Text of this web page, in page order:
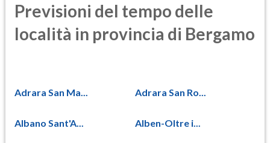
Previsioni del tempo delle
località in provincia di Bergamo
Adrara San Ma... Adrara San Ro...
Albano Sant'A... Alben-Oltre i...